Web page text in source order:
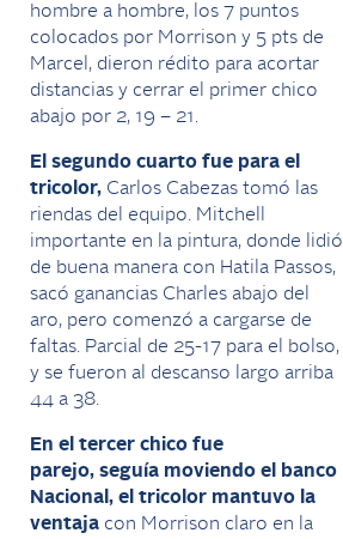
hombre a hombre, los 7 puntos
colocados por Morrison y 5 pts de
Marcel, dieron rédito para acortar
distancias y cerrar el primer chico
abajo por 2, 19 – 21.
El segundo cuarto fue para el
tricolor, Carlos Cabezas tomó las
riendas del equipo. Mitchell
importante en la pintura, donde lidió
de buena manera con Hatila Passos,
sacó ganancias Charles abajo del
aro, pero comenzó a cargarse de
faltas. Parcial de 25-17 para el bolso,
y se fueron al descanso largo arriba
44 a 38.
En el tercer chico fue
parejo, seguía moviendo el banco
Nacional, el tricolor mantuvo la
ventaja con Morrison claro en la